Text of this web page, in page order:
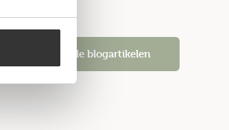
Alle blogartikelen